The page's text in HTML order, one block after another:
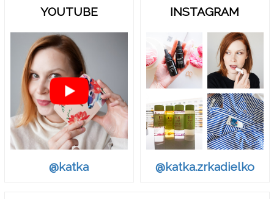
YOUTUBE
@katka
INSTAGRAM
@katka.zrkadielko